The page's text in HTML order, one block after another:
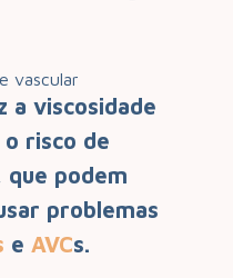
vascular
a viscosidade
risco de
que podem
problemas
eAVCs.